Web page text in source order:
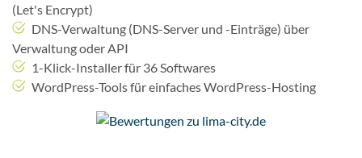
(Let's Encrypt)
DNS-Verwaltung (DNS-Server und -Einträge) über
Verwaltung oder API
1-Klick-Installer für 36 Softwares
WordPress-Tools für einfaches WordPress-Hosting